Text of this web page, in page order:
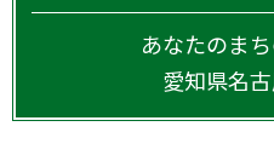
あなたのま
愛知県名